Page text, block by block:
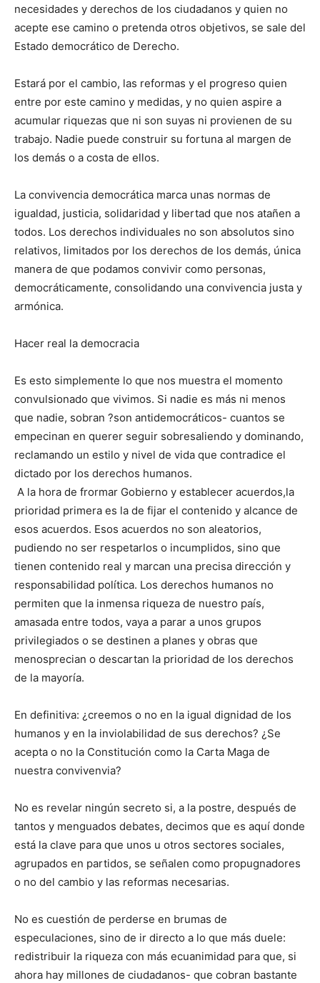
necesidades y derechos de los ciudadanos y quien no
acepte ese camino o pretenda otros objetivos, se sale del
Estado democrático de Derecho.
Estará por el cambio, las reformas y el progreso quien
entre por este camino y medidas, y no quien aspire a
acumular riquezas que ni son suyas ni provienen de su
trabajo. Nadie puede construir su fortuna al margen de
los demás o a costa de ellos.
La convivencia democrática marca unas normas de
igualdad, justicia, solidaridad y libertad que nos atañen a
todos. Los derechos individuales no son absolutos sino
relativos, limitados por los derechos de los demás, única
manera de que podamos convivir como personas,
democráticamente, consolidando una convivencia justa y
armónica.
Hacer real la democracia
Es esto simplemente lo que nos muestra el momento
convulsionado que vivimos. Si nadie es más ni menos
que nadie, sobran ?son antidemocráticos- cuantos se
empecinan en querer seguir sobresaliendo y dominando,
reclamando un estilo y nivel de vida que contradice el
dictado por los derechos humanos.
A la hora de frormar Gobierno y establecer acuerdos,la
prioridad primera es la de fijar el contenido y alcance de
esos acuerdos. Esos acuerdos no son aleatorios,
pudiendo no ser respetarlos o incumplidos, sino que
tienen contenido real y marcan una precisa dirección y
responsabilidad política. Los derechos humanos no
permiten que la inmensa riqueza de nuestro país,
amasada entre todos, vaya a parar a unos grupos
privilegiados o se destinen a planes y obras que
menosprecian o descartan la prioridad de los derechos
de la mayoría.
En definitiva: ¿creemos o no en la igual dignidad de los
humanos y en la inviolabilidad de sus derechos? ¿Se
acepta o no la Constitución como la Carta Maga de
nuestra convivenvia?
No es revelar ningún secreto si, a la postre, después de
tantos y menguados debates, decimos que es aquí donde
está la clave para que unos u otros sectores sociales,
agrupados en partidos, se señalen como propugnadores
o no del cambio y las reformas necesarias.
No es cuestión de perderse en brumas de
especulaciones, sino de ir directo a lo que más duele:
redistribuir la riqueza con más ecuanimidad para que, si
ahora hay millones de ciudadanos- que cobran bastante